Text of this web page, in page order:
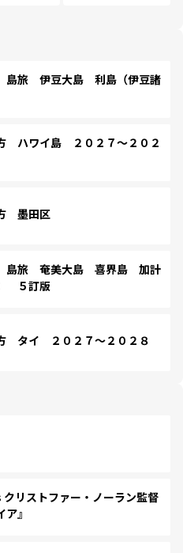
旅 伊豆大島 利島（伊豆諸
ハワイ島 ２０２７～２０２
墨田区
島旅 奄美大島 喜界島 加計
５訂版
タイ ２０２７～２０２８
リストファー・ノーラン監督
』